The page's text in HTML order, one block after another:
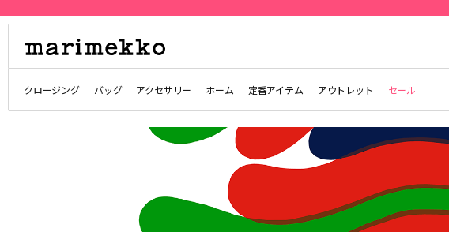
クロージング バッグ アクセサリー ホーム 定番アイテム アウトレット セール